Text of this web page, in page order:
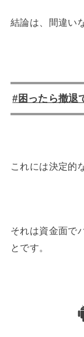
結論は、間違い
#困ったら撤退
これには決定的
それは資金面で
とです。